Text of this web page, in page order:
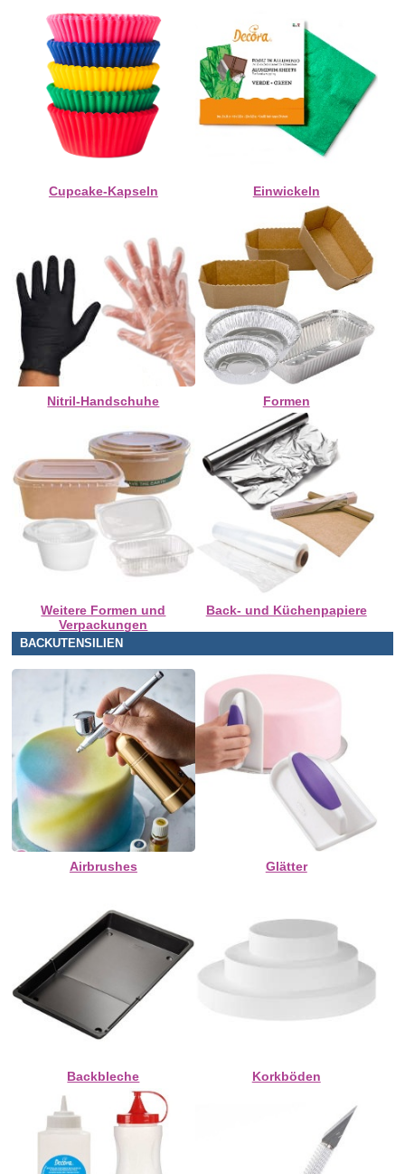
Cupcake-Kapseln Einwickeln
Nitril-Handschuhe Formen
Weitere Formen und
Verpackungen
Back- und Küchenpapiere
BACKUTENSILIEN
Airbrushes Glätter
Backbleche Korkböden